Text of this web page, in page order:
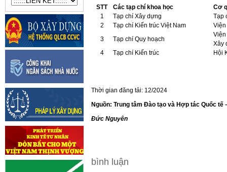
STT Các tạp chí khoa học
Cơ
1
Tạp chí Xây dựng
Tạp
2
Tạp chí Kiến trúc Việt Nam
Viện
3
Tạp chí Quy hoạch
Viện
Xây
4
Tạp chí Kiến trúc Hội
Thời gian đăng tải: 12/2024
Nguồn: Trung tâm Đào tạo và Hợp tác Quốc tế
Đức Nguyên
bình luận